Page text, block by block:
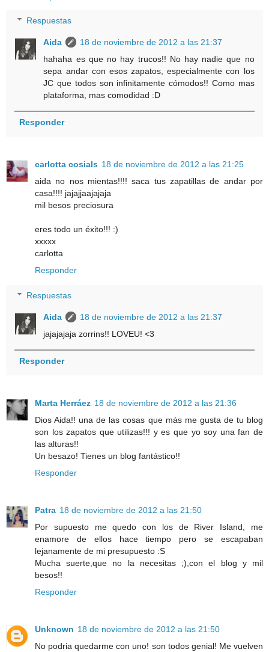
Respuestas
Aida
18 de noviembre de 2012 a las 21:37
hahaha es que no hay trucos!! No hay nadie que no
sepa andar con esos zapatos, especialmente con los
JC que todos son infinitamente cómodos!! Como mas
plataforma, mas comodidad :D
Responder
carlotta cosials 18 de noviembre de 2012 a las 21:25
aida no nos mientas!!!! saca tus zapatillas de andar por
casa!!!! jajajjaajajaja
mil besos preciosura
eres todo un éxito!!! :)
xxxxx
carlotta
Responder
Respuestas
Aida
18 de noviembre de 2012 a las 21:37
jajajajaja zorrins!! LOVEU! <3
Responder
Marta Herráez 18 de noviembre de 2012 a las 21:36
Dios Aida!! una de las cosas que más me gusta de tu blog
son los zapatos que utilizas!!! y es que yo soy una fan de
las alturas!!
Un besazo! Tienes un blog fantástico!!
Responder
Patra 18 de noviembre de 2012 a las 21:50
Por supuesto me quedo con los de River Island, me
enamore de ellos hace tiempo pero se escapaban
lejanamente de mi presupuesto :S
Mucha suerte,que no la necesitas ;),con el blog y mil
besos!!
Responder
Unknown 18 de noviembre de 2012 a las 21:50
No podria quedarme con uno! son todos genial! Me vuelven